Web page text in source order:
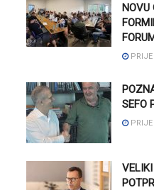
NOVU
PRIJE
SEFO
PRIJE